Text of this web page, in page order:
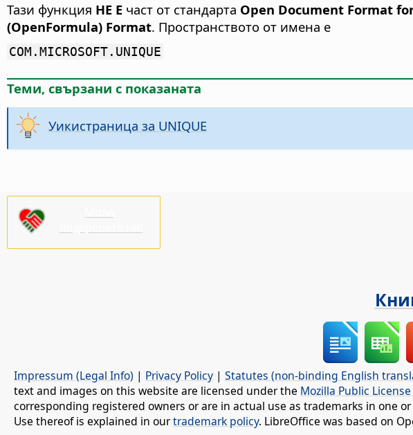
Тази функция НЕ Е част от стандарта Open Document Format
(OpenFormula) Format. Пространството от имена е
COM.MICROSOFT.UNIQUE
Теми, свързани с показаната
Уикистраница за UNIQUE
Impressum (Legal Info) | Privacy Policy | Statutes (non-binding English
text and images on this website are licensed under the Mozilla Public
corresponding registered owners or are in actual use as trademarks in one
Use thereof is explained in ourtrademark policy. LibreOffice was based on